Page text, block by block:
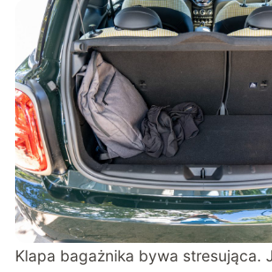
Klapa bagażnika bywa stresująca.